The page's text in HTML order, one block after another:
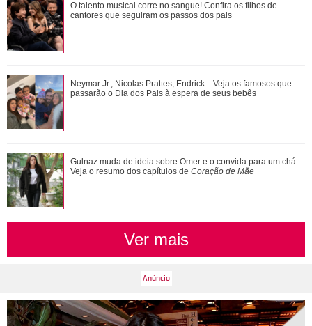
Zé Felipe e Virgínia Fonseca aparecem juntos após
cirurgias das filhas e cantor brinca: Ta...
Anitta exibe look escolhido para nova turnê e detalhe no pé
chama a atenção
Ariana Grande faz desabafo em show sobre decisão de
pausar a carreira: Não foi uma reação...
O talento musical corre no sangue! Confira os filhos de
cantores que seguiram os passos dos pais
Neymar Jr., Nicolas Prattes, Endrick... Veja os famosos que
passarão o Dia dos Pais à espera de seus bebês
Gulnaz muda de ideia sobre Omer e o convida para um chá.
Veja o resumo dos capítulos de Coração de Mãe
Ver mais